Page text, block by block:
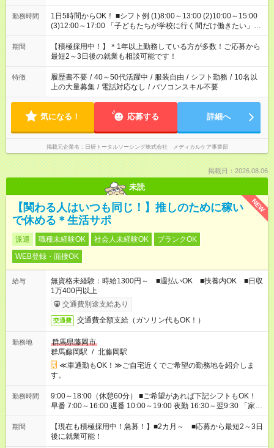
勤務時間
1日5時間からOK！ ■シフト例 (1)8:00～13:00 (2)10:00～15:00
(3)12:00～17:00 「子どもたちが学校に行く間だけ働きたい」
「余裕を持って夕飯の準備がしたい」 「午前中は働いて、午後
はプライベートの時間にしたい」 など、ご希望を教えてくださ
いね。 ※Wワーク希望の方へ 今ご覧のお仕事で希望する勤務時
間と、もう1つのお仕事の勤務時間。 合計で週40時間を超える
場合は応募できません。
期間
【積極採用中！】＊1年以上勤務している方が多数！ご応募から
最短2～3日後の就業も相談可能です！
特徴 履歴書不要 / 40～50代活躍中 / 服装自由 / シフト勤務 / 10名以
上の大量募集 / 電話対応なし / パソコンスキル不要
気になる！ 応募する 詳細へ
掲載元企業名 日研トータルソーシング株式会社 メディカルケア事業部
掲載日：2026.08.06
未読
NEW
【関わる人はいつも同じ！】推しのために稼い
で休める＊生活サポ
派遣 職種未経験OK 社会人未経験OK
ブランクOK
WEB登録・面接OK
給与
無資格未経験：時給1300円～ ■週払いOK ■扶養内OK ■日収
1万400円以上
交通費別途支給あり
交通費 交通費全額支給（ガソリン代もOK！）
勤務地
群馬県藤岡市
群馬藤岡駅 / 北藤岡駅
≪車通勤もOK！≫ご自宅近くでご希望の勤務地を紹介しま
す。
勤務時間
9:00～18:00（休憩60分） ■ご希望があれば下記シフトもOK！
早番 7:00～16:00 遅番 10:00～19:00 夜勤 16:30～翌9:30 「家族
と休みを合わせたい」 「余裕を持って夕飯の準備がしたい」
「できれば残業はしたくない」 など、ご希望を教えてください
ね。 ※Wワーク希望の方へ 今ご覧のお仕事で希望する勤務時間
と、もう1つのお仕事の勤務時間。 合計で週40時間を超える場
期間
【現在も積極採用中！急募！】■2カ月～ ■応募から最短2～3日
後に就業可能！